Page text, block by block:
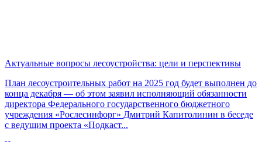
Актуальные вопросы лесоустройства: цели и перспективы
План лесоустроительных работ на 2025 год будет выполнен до
конца декабря — об этом заявил исполняющий обязанности
директора Федерального государственного бюджетного
учреждения «Рослесинфорг» Дмитрий Капитолинин в беседе
с ведущим проекта «Подкаст...